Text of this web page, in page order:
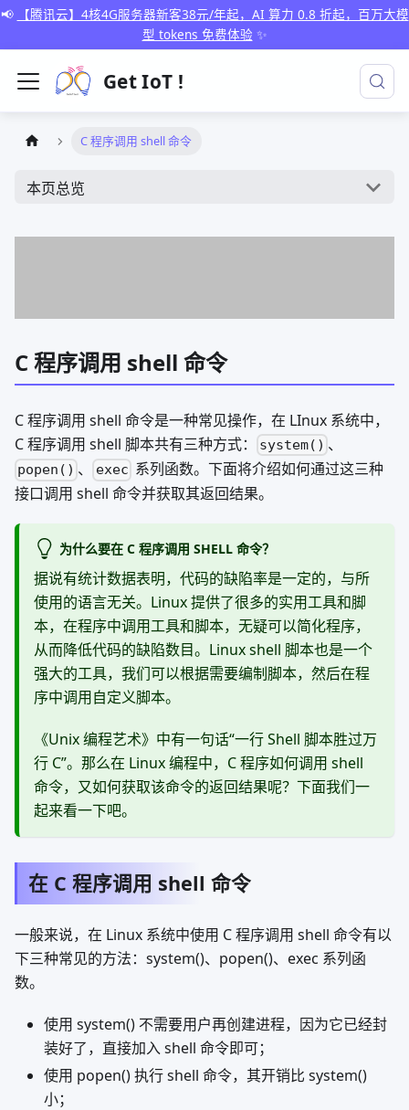
📢
【腾讯云】4核4G服务器新客38元/年起，AI 算力 0.8 折起，百万大模
型 tokens 免费体验 ✨
Get IoT !
C 程序调用 shell 命令
本页总览
C 程序调用 shell 命令
C 程序调用 shell 命令是一种常见操作，在 LInux 系统中，
C 程序调用 shell 脚本共有三种方式：
system() 、
popen() 、 exec 系列函数。下面将介绍如何通过这三种
接口调用 shell 命令并获取其返回结果。
为什么要在 C 程序调用 SHELL 命令？
据说有统计数据表明，代码的缺陷率是一定的，与所
使用的语言无关。Linux 提供了很多的实用工具和脚
本，在程序中调用工具和脚本，无疑可以简化程序，
从而降低代码的缺陷数目。Linux shell 脚本也是一个
强大的工具，我们可以根据需要编制脚本，然后在程
序中调用自定义脚本。
《Unix 编程艺术》中有一句话“一行 Shell 脚本胜过万
行 C”。那么在 Linux 编程中，C 程序如何调用 shell
命令，又如何获取该命令的返回结果呢？下面我们一
起来看一下吧。
在 C 程序调用 shell 命令
一般来说，在 Linux 系统中使用 C 程序调用 shell 命令有以
下三种常见的方法：system()、popen()、exec 系列函
数。
使用 system() 不需要用户再创建进程，因为它已经封
装好了，直接加入 shell 命令即可；
使用 popen() 执行 shell 命令，其开销比 system()
小；